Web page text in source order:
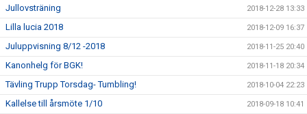
Jullovsträning 2018-12-28 13:33
Lilla lucia 2018 2018-12-09 16:37
Juluppvisning 8/12 -2018 2018-11-25 20:40
Kanonhelg för BGK! 2018-11-18 20:34
Tävling Trupp Torsdag- Tumbling! 2018-10-04 22:23
Kallelse till årsmöte 1/10 2018-09-18 10:41